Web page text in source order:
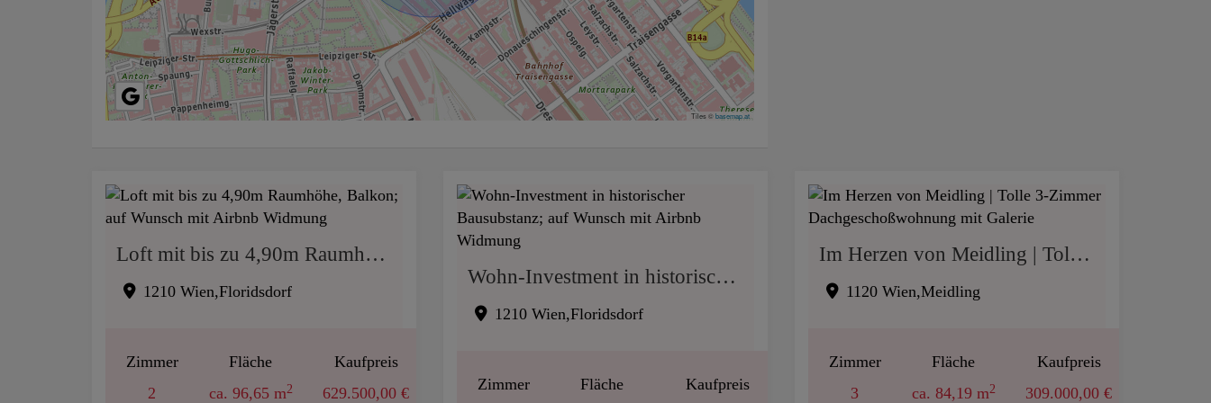
Tiles ©basemap.at
Loft mit bis zu 4,90m Raumhöhe, Balkon; auf Wunsch mit Airbnb Widmung
1210 Wien,Floridsdorf
Zimmer
2
Fläche
ca. 96,65 m2
Kaufpreis
629.500,00 €
Wohn-Investment in historischer Bausubstanz; auf Wunsch mit Airbnb Widmung
1210 Wien,Floridsdorf
Zimmer Fläche Kaufpreis
Im Herzen von Meidling | Tolle 3-Zimmer Dachgeschoßwohnung mit Galerie
1120 Wien,Meidling
Zimmer
3
Fläche
ca. 84,19 m2
Kaufpreis
309.000,00 €